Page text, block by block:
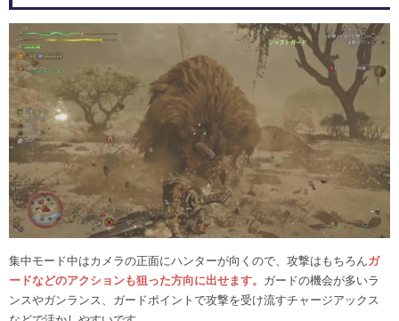
集中モード中はカメラの正面にハンターが向くので、攻撃はもちろんガ
ードなどのアクションも狙った方向に出せます。 ガードの機会が多いラ
ンスやガンランス、ガードポイントで攻撃を受け流すチャージアックス